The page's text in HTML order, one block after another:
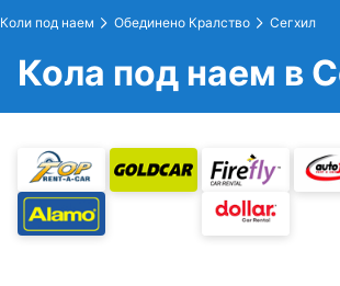
Коли под наем Обединено Кралство Сегхил
Кола под наем в